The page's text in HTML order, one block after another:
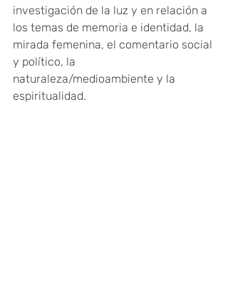
investigación de la luz y en relación a
los temas de memoria e identidad, la
mirada femenina, el comentario social
y político, la
naturaleza/medioambiente y la
espiritualidad.